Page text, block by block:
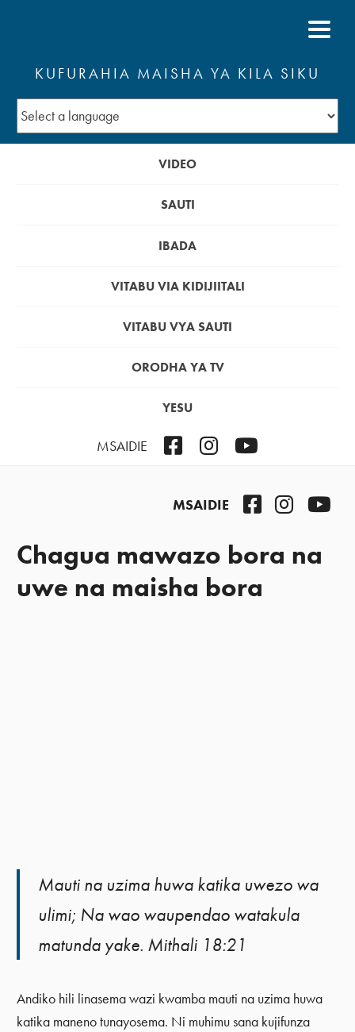
KUFURAHIA MAISHA YA KILA SIKU
VIDEO
SAUTI
IBADA
VITABU VIA KIDIJIITALI
VITABU VYA SAUTI
ORODHA YA TV
YESU
MSAIDIE FacebookInstagram
MSAIDIE Facebook
Chagua mawazo bora na
uwe na maisha bora
Mauti na uzima huwa katika uwezo wa
ulimi; Na wao waupendao watakula
matunda yake. Mithali 18:21
Andiko hili linasema wazi kwamba mauti na uzima huwa
katika maneno tunayosema. Ni muhimu sana kujifunza